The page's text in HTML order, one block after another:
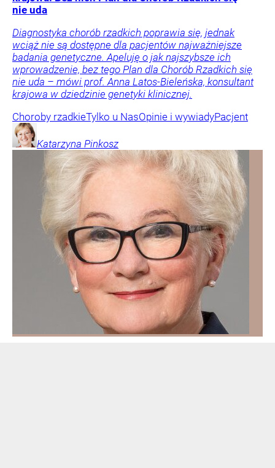
nie uda
Diagnostyka chorób rzadkich poprawia się, jednak
wciąż nie są dostępne dla pacjentów najważniejsze
badania genetyczne. Apeluję o jak najszybsze ich
wprowadzenie, bez tego Plan dla Chorób Rzadkich się
nie uda – mówi prof. Anna Latos-Bieleńska, konsultant
krajowa w dziedzinie genetyki klinicznej.
Choroby rzadkieTylko u NasOpinie i wywiadyPacjent
Katarzyna Pinkosz